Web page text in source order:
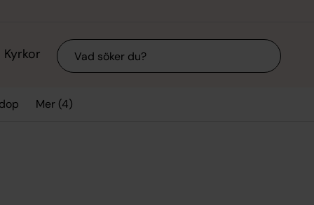
Kyrkor Sök
Mer (4)